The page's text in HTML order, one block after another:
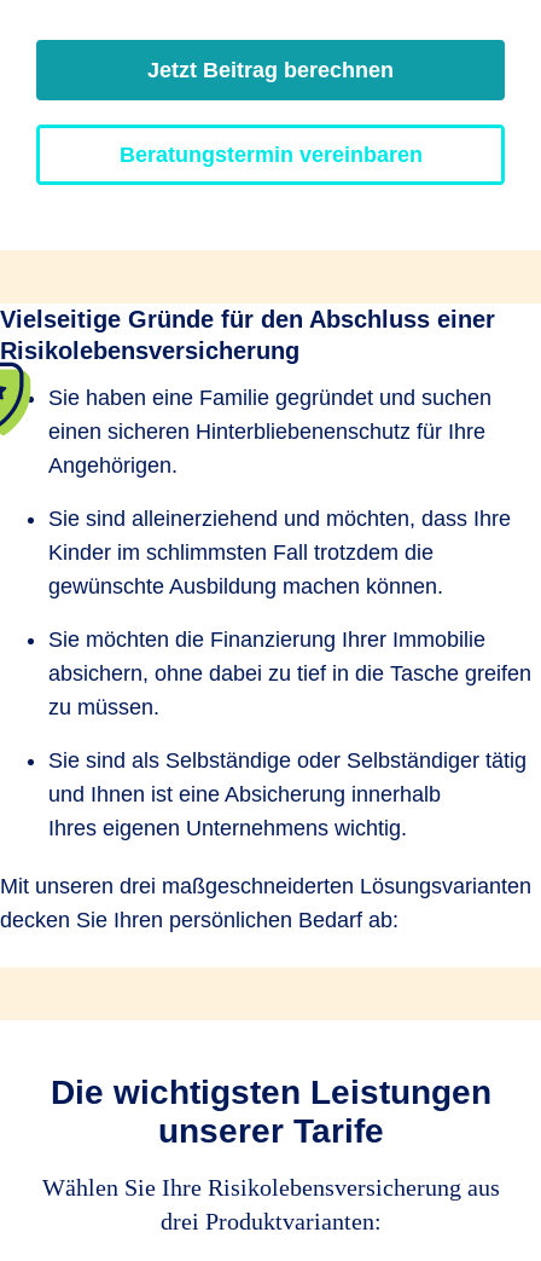
Jetzt Beitrag berechnen
Beratungstermin vereinbaren
Vielseitige Gründe für den Abschluss einer
Risikolebensversicherung
Sie haben eine Familie gegründet und suchen
einen sicheren Hinterbliebenenschutz für Ihre
Angehörigen.
Sie sind alleinerziehend und möchten, dass Ihre
Kinder im schlimmsten Fall trotzdem die
gewünschte Ausbildung machen können.
Sie möchten die Finanzierung Ihrer Immobilie
absichern, ohne dabei zu tief in die Tasche greifen
zu müssen.
Sie sind als Selbständige oder Selbständiger tätig
und Ihnen ist eine Absicherung innerhalb
Ihres eigenen Unternehmens wichtig.
Mit unseren drei maßgeschneiderten Lösungsvarianten
decken Sie Ihren persönlichen Bedarf ab:
Die wichtigsten Leistungen
unserer Tarife
Wählen Sie Ihre Risikolebensversicherung aus
drei Produktvarianten: